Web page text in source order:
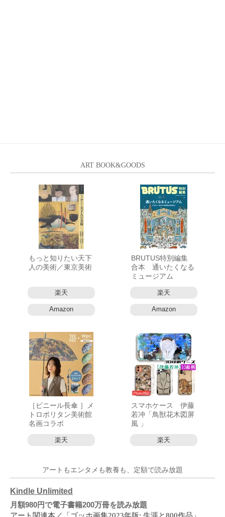
ART BOOK&GOODS
もっと知りたい天下
人の美術／東京美術
楽天
Amazon
BRUTUS特別編集
合本 通いたくなる
ミュージアム
楽天
Amazon
［ビニール長傘 ］メ
トロポリタン美術館
名画コラボ
楽天
スマホケース 伊藤
若冲「鳥獣花木図屏
風 」
楽天
アートもエンタメも教養も、定額で読み放題
Kindle Unlimited
月額980円で電子書籍200万冊を読み放題
アート関連本／「ゴッホ画集2023年版: 生涯と800作品」